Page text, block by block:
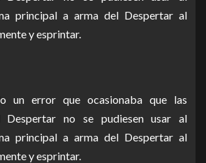
principal a arma del Despertar al
y esprintar.
un error que ocasionaba que las
Despertar no se pudiesen usar al
principal a arma del Despertar al
y esprintar.